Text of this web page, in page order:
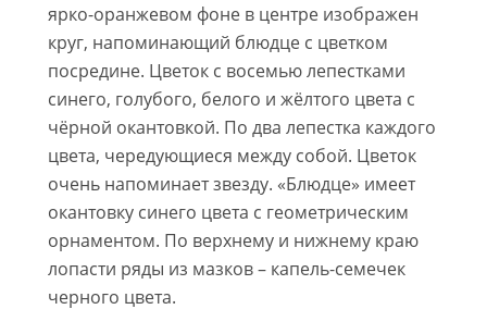
ярко-оранжевом фоне в центре изображен
круг, напоминающий блюдце с цветком
посредине. Цветок с восемью лепестками
синего, голубого, белого и жёлтого цвета с
чёрной окантовкой. По два лепестка каждого
цвета, чередующиеся между собой. Цветок
очень напоминает звезду. «Блюдце» имеет
окантовку синего цвета с геометрическим
орнаментом. По верхнему и нижнему краю
лопасти ряды из мазков – капель-семечек
черного цвета.